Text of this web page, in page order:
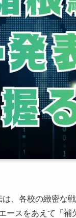
、各校の緻密な
スをあえて「補